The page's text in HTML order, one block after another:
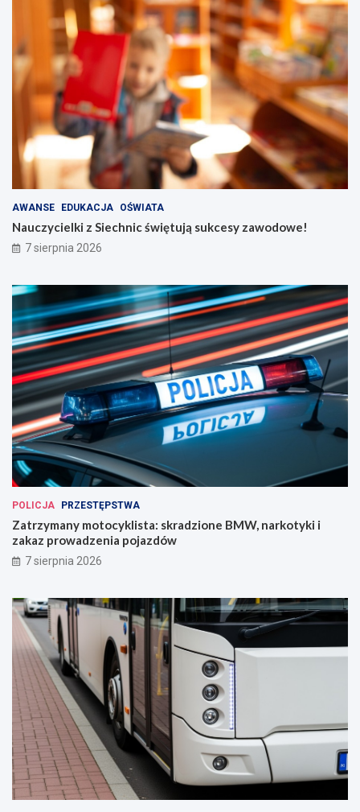
AWANSE EDUKACJA OŚWIATA
Nauczycielki z Siechnic świętują sukcesy zawodowe!
7 sierpnia 2026
POLICJA PRZESTĘPSTWA
Zatrzymany motocyklista: skradzione BMW, narkotyki i
zakaz prowadzenia pojazdów
7 sierpnia 2026